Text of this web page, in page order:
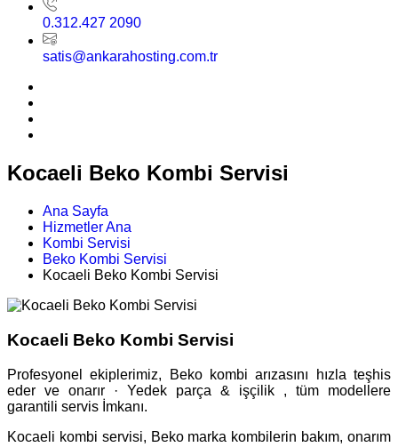
0.312.427 2090
satis@ankarahosting.com.tr
Kocaeli Beko Kombi Servisi
Ana Sayfa
Hizmetler Ana
Kombi Servisi
Beko Kombi Servisi
Kocaeli Beko Kombi Servisi
Kocaeli Beko Kombi Servisi
Profesyonel ekiplerimiz, Beko kombi arızasını hızla teşhis
eder ve onarır · Yedek parça & işçilik , tüm modellere
garantili servis İmkanı.
Kocaeli kombi servisi, Beko marka kombilerin bakım, onarım